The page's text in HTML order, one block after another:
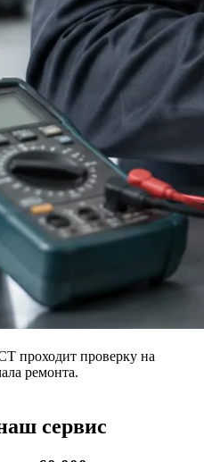
проходит проверку на
ремонта.
сервис